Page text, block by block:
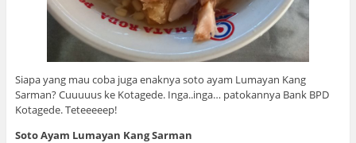
Siapa yang mau coba juga enaknya soto ayam Lumayan Kang
Sarman? Cuuuuus ke Kotagede. Inga..inga… patokannya Bank BPD
Kotagede. Teteeeeep!
Soto Ayam Lumayan Kang Sarman